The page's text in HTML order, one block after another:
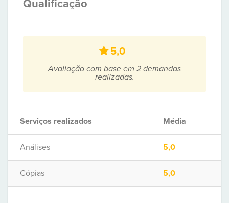
Qualificação
5,0
Avaliação com base em 2 demandas
realizadas.
Serviços realizados Média
Análises 5,0
Cópias 5,0